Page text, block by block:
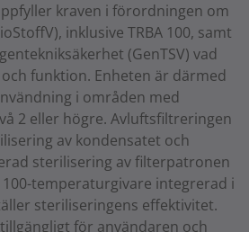
kraven i förordningen om
inklusive TRBA 100, samt
(GenTSV) vad
funktion. Enheten är därmed
i områden med
2 eller högre. Avluftsfiltreringen
av kondensatet och
sterilisering av filterpatronen
100-temperaturgivare integrerad i
steriliseringens effektivitet.
för användaren och